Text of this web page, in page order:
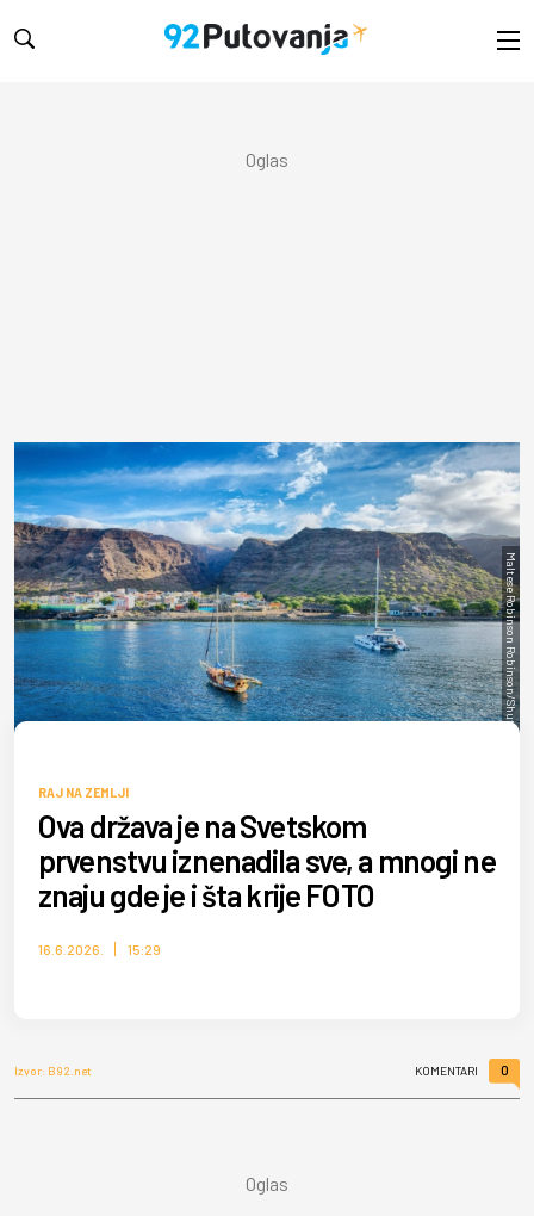
Maltese Robinson Robinson/Shutterstock
RAJ NA ZEMLJI
Ova država je na Svetskom
prvenstvu iznenadila sve, a mnogi ne
znaju gde je i šta krije FOTO
16.6.2026. 15:29
Izvor: B92.net KOMENTARI 0